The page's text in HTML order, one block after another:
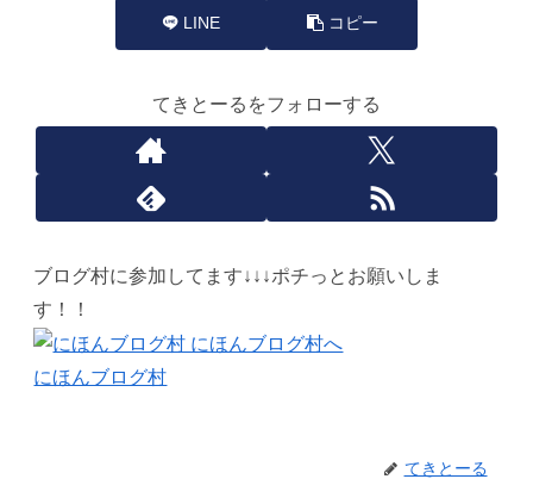
LINE コピー
てきとーるをフォローする
ブログ村に参加してます↓↓↓ポチっとお願いしま
す！！
にほんブログ村
てきとーる